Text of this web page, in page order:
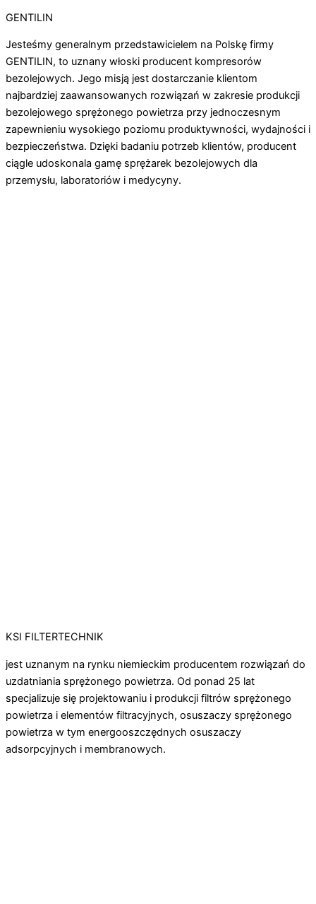
GENTILIN
Jesteśmy generalnym przedstawicielem na Polskę firmy
GENTILIN, to uznany włoski producent kompresorów
bezolejowych. Jego misją jest dostarczanie klientom
najbardziej zaawansowanych rozwiązań w zakresie produkcji
bezolejowego sprężonego powietrza przy jednoczesnym
zapewnieniu wysokiego poziomu produktywności, wydajności i
bezpieczeństwa. Dzięki badaniu potrzeb klientów, producent
ciągle udoskonala gamę sprężarek bezolejowych dla
przemysłu, laboratoriów i medycyny.
KSI FILTERTECHNIK
jest uznanym na rynku niemieckim producentem rozwiązań do
uzdatniania sprężonego powietrza. Od ponad 25 lat
specjalizuje się projektowaniu i produkcji filtrów sprężonego
powietrza i elementów filtracyjnych, osuszaczy sprężonego
powietrza w tym energooszczędnych osuszaczy
adsorpcyjnych i membranowych.